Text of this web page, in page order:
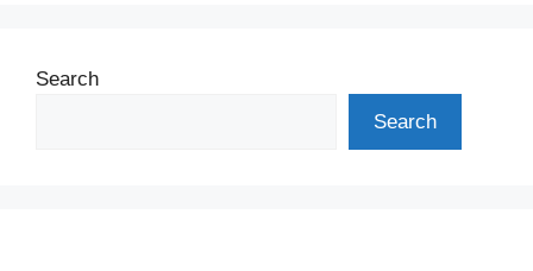
Search
Search